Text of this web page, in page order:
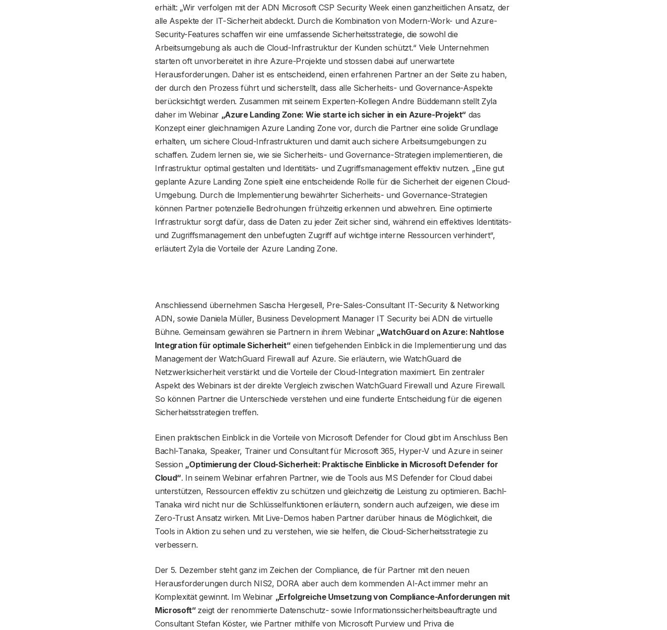
erhält: „Wir verfolgen mit der ADN Microsoft CSP Security Week einen ganzheitlichen Ansatz, der
alle Aspekte der IT-Sicherheit abdeckt. Durch die Kombination von Modern-Work- und Azure-
Security-Features schaffen wir eine umfassende Sicherheitsstrategie, die sowohl die
Arbeitsumgebung als auch die Cloud-Infrastruktur der Kunden schützt.“ Viele Unternehmen
starten oft unvorbereitet in ihre Azure-Projekte und stossen dabei auf unerwartete
Herausforderungen. Daher ist es entscheidend, einen erfahrenen Partner an der Seite zu haben,
der durch den Prozess führt und sicherstellt, dass alle Sicherheits- und Governance-Aspekte
berücksichtigt werden. Zusammen mit seinem Experten-Kollegen Andre Büddemann stellt Zyla
daher im Webinar „Azure Landing Zone: Wie starte ich sicher in ein Azure-Projekt“ das
Konzept einer gleichnamigen Azure Landing Zone vor, durch die Partner eine solide Grundlage
erhalten, um sichere Cloud-Infrastrukturen und damit auch sichere Arbeitsumgebungen zu
schaffen. Zudem lernen sie, wie sie Sicherheits- und Governance-Strategien implementieren, die
Infrastruktur optimal gestalten und Identitäts- und Zugriffsmanagement effektiv nutzen. „Eine gut
geplante Azure Landing Zone spielt eine entscheidende Rolle für die Sicherheit der eigenen Cloud-
Umgebung. Durch die Implementierung bewährter Sicherheits- und Governance-Strategien
können Partner potenzielle Bedrohungen frühzeitig erkennen und abwehren. Eine optimierte
Infrastruktur sorgt dafür, dass die Daten zu jeder Zeit sicher sind, während ein effektives Identitäts-
und Zugriffsmanagement den unbefugten Zugriff auf wichtige interne Ressourcen verhindert“,
erläutert Zyla die Vorteile der Azure Landing Zone.
Anschliessend übernehmen Sascha Hergesell, Pre-Sales-Consultant IT-Security & Networking
ADN, sowie Daniela Müller, Business Development Manager IT Security bei ADN die virtuelle
Bühne. Gemeinsam gewähren sie Partnern in ihrem Webinar „WatchGuard on Azure: Nahtlose
Integration für optimale Sicherheit“ einen tiefgehenden Einblick in die Implementierung und das
Management der WatchGuard Firewall auf Azure. Sie erläutern, wie WatchGuard die
Netzwerksicherheit verstärkt und die Vorteile der Cloud-Integration maximiert. Ein zentraler
Aspekt des Webinars ist der direkte Vergleich zwischen WatchGuard Firewall und Azure Firewall.
So können Partner die Unterschiede verstehen und eine fundierte Entscheidung für die eigenen
Sicherheitsstrategien treffen.
Einen praktischen Einblick in die Vorteile von Microsoft Defender for Cloud gibt im Anschluss Ben
Bachl-Tanaka, Speaker, Trainer und Consultant für Microsoft 365, Hyper-V und Azure in seiner
Session „Optimierung der Cloud-Sicherheit: Praktische Einblicke in Microsoft Defender for
Cloud“. In seinem Webinar erfahren Partner, wie die Tools aus MS Defender for Cloud dabei
unterstützen, Ressourcen effektiv zu schützen und gleichzeitig die Leistung zu optimieren. Bachl-
Tanaka wird nicht nur die Schlüsselfunktionen erläutern, sondern auch aufzeigen, wie diese im
Zero-Trust Ansatz wirken. Mit Live-Demos haben Partner darüber hinaus die Möglichkeit, die
Tools in Aktion zu sehen und zu verstehen, wie sie helfen, die Cloud-Sicherheitsstrategie zu
verbessern.
Der 5. Dezember steht ganz im Zeichen der Compliance, die für Partner mit den neuen
Herausforderungen durch NIS2, DORA aber auch dem kommenden AI-Act immer mehr an
Komplexität gewinnt. Im Webinar „Erfolgreiche Umsetzung von Compliance-Anforderungen mit
Microsoft“ zeigt der renommierte Datenschutz- sowie Informationssicherheitsbeauftragte und
Consultant Stefan Köster, wie Partner mithilfe von Microsoft Purview und Priva die